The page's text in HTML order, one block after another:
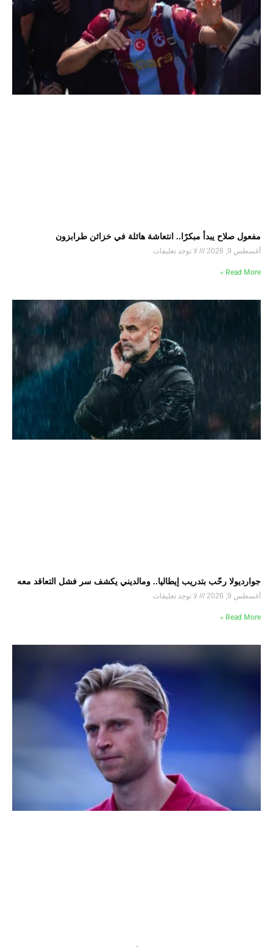
مفعول صلاح يبدأ مبكرًا.. انتعاشة هائلة في خزائن طرابزون
أغسطس 9, 2026 لا توجد تعليقات
Read More »
جوارديولا رحّب بتدريب إيطاليا.. ومالديني يكشف سر فشل التعاقد معه
أغسطس 9, 2026 لا توجد تعليقات
Read More »